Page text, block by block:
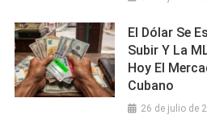
El Dólar Se
Subir Y La
Hoy El
Cubano
26 de julio de